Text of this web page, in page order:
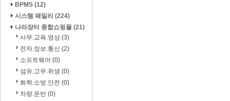
BPMS (12)
시스템 패밀리 (224)
나라장터 종합쇼핑몰 (21)
사무.교육.영상 (3)
전자.정보.통신 (2)
소프트웨어 (0)
섬유.고무.위생 (0)
화학.소방.안전 (0)
차량.운반 (0)